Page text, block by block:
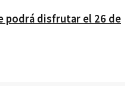
podrá disfrutar el 26 de